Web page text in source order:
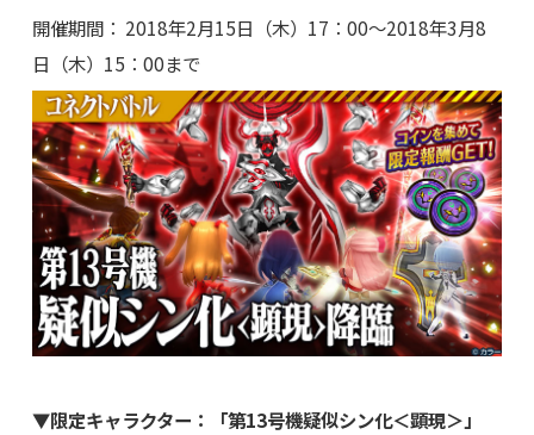
開催期間： 2018年2月15日（木）17：00～2018年3月8
日（木）15：00まで
▼限定キャラクター：「第13号機疑似シン化＜顕現＞」